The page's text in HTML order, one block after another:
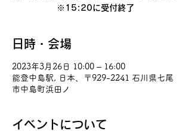
※15:20に受付終了
日時・会場
2023年3月26日 10:00 – 16:00
能登中島駅, 日本、〒929-2241 石川県七尾
市中島町浜田ノ
イベントについて